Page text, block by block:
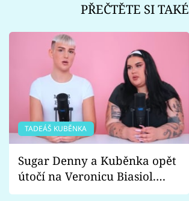
PŘEČTĚTE SI TAKÉ
TADEÁŠ KUBĚNKA
Sugar Denny a Kuběnka opět
útočí na Veronicu Biasiol.
Proč je podle nich falešná a